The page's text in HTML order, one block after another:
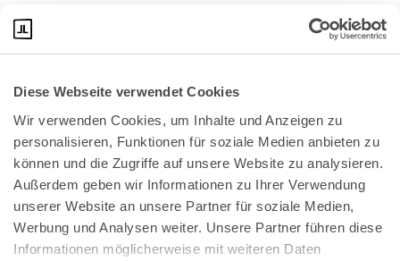
Diese Webseite verwendet Cookies
Wir verwenden Cookies, um Inhalte und Anzeigen zu
personalisieren, Funktionen für soziale Medien anbieten zu
können und die Zugriffe auf unsere Website zu analysieren.
Außerdem geben wir Informationen zu Ihrer Verwendung
unserer Website an unsere Partner für soziale Medien,
Werbung und Analysen weiter. Unsere Partner führen diese
Informationen möglicherweise mit weiteren Daten
Bundeskanzlerplatz 2
53113 Bonn